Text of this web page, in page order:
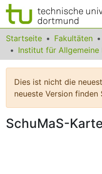
Bereiche & Sammlungen
Das gesamte
Statistiken
FAQ
Leitlinien
Startseite Fakultäten
Dies ist nicht die
neueste Version finden
SchuMaS-